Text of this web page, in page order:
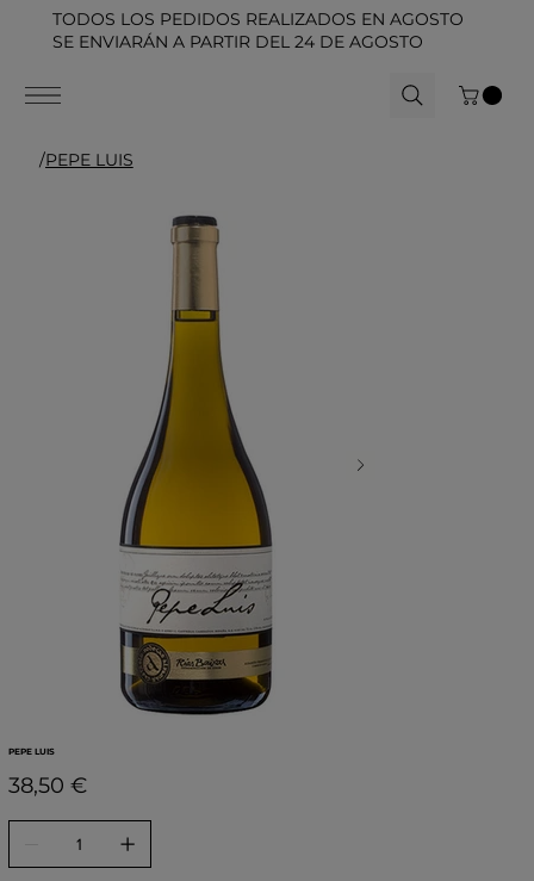
TODOS LOS PEDIDOS REALIZADOS EN AGOSTO
SE ENVIARÁN A PARTIR DEL 24 DE AGOSTO
/PEPE LUIS
PEPE LUIS
Precio
38,50 €